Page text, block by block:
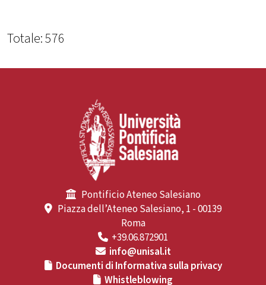
Totale: 576
Pontificio Ateneo Salesiano
Piazza dell’Ateneo Salesiano, 1 - 00139
Roma
+39.06.872901
info@unisal.it
Documenti di Informativa sulla privacy
Whistleblowing